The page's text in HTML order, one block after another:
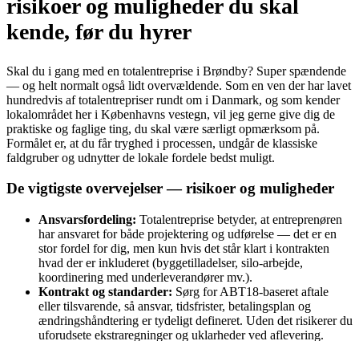
risikoer og muligheder du skal
kende, før du hyrer
Skal du i gang med en totalentreprise i Brøndby? Super spændende
— og helt normalt også lidt overvældende. Som en ven der har lavet
hundredvis af totalentrepriser rundt om i Danmark, og som kender
lokalområdet her i Københavns vestegn, vil jeg gerne give dig de
praktiske og faglige ting, du skal være særligt opmærksom på.
Formålet er, at du får tryghed i processen, undgår de klassiske
faldgruber og udnytter de lokale fordele bedst muligt.
De vigtigste overvejelser — risikoer og muligheder
Ansvarsfordeling: Totalentreprise betyder, at entreprenøren
har ansvaret for både projektering og udførelse — det er en
stor fordel for dig, men kun hvis det står klart i kontrakten
hvad der er inkluderet (byggetilladelser, silo-arbejde,
koordinering med underleverandører mv.).
Kontrakt og standarder: Sørg for ABT18-baseret aftale
eller tilsvarende, så ansvar, tidsfrister, betalingsplan og
ændringshåndtering er tydeligt defineret. Uden det risikerer du
uforudsete ekstraregninger og uklarheder ved aflevering.